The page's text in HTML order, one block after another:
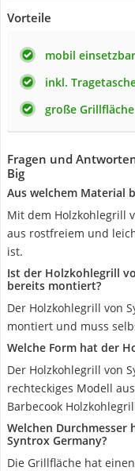
Vorteile
mobil einsetzbar
inkl.
große Grillfläche
Fragen und
Big
Aus welchem Material
Mit dem Holzkohlegrill
aus rostfreiem und
ist.
Ist der Holzkohlegrill
bereits montiert?
Der Holzkohlegrill von
montiert und muss
Welche Form hat der
Der Holzkohlegrill von
rechteckiges Modell
Barbecook
Welchen
Syntrox Germany?
Die Grillfläche hat